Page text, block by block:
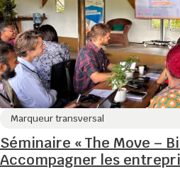
Marqueur transversal
Séminaire « The Move –
Accompagner les